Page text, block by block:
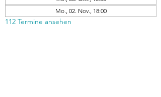
Mo., 02. Nov., 18:00
112 Termine ansehen